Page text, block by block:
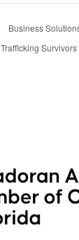
Business
Trafficking Survivors